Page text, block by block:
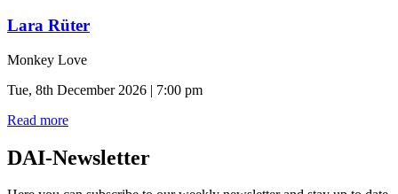
Lara Rüter
Monkey Love
Tue, 8th December 2026 | 7:00 pm
Read more
DAI-Newsletter